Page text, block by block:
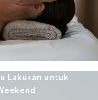
Lakukan untuk